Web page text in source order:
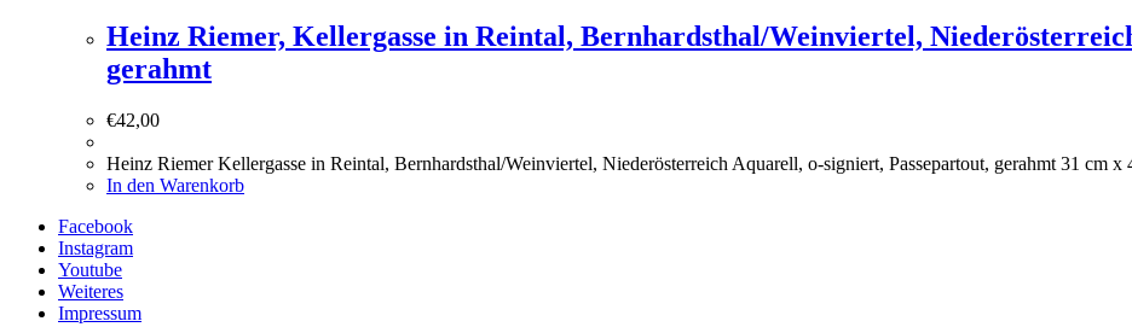
Heinz Riemer, Kellergasse in Reintal, Bernhardsthal/Weinviertel,
gerahmt
€42,00
Heinz Riemer Kellergasse in Reintal, Bernhardsthal/Weinviertel, Niederösterreich Aquarell, o-signiert, Passepartout, gerahmt 31 cm
In den Warenkorb
Facebook
Instagram
Youtube
Weiteres
Impressum